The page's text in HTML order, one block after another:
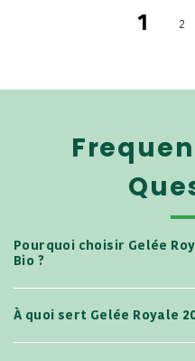
1 2
Pourquoi choisir Gelée
Bio ?
À quoi sert Gelée Royale